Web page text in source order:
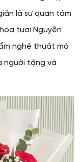
là sự quan tâm
tươi Nguyễn
nghệ thuật mà
người tặng và